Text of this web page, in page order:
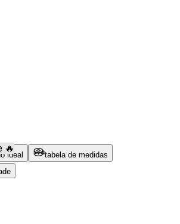
ideal tabela de medidas
🔥